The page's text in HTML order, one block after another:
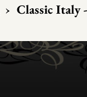
› Classic Italy